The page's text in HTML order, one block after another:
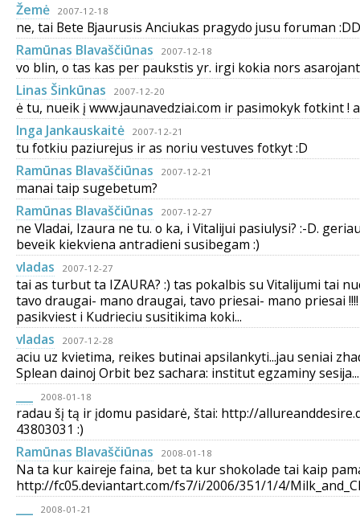
Žemė
2007-12-18
ne, tai Bete Bjaurusis Anciukas pragydo jusu foruman :DD
Ramūnas Blavaščiūnas
2007-12-18
vo blin, o tas kas per paukstis yr. irgi kokia nors
Linas Šinkūnas
2007-12-20
ė tu, nueik į www.jaunavedziai.com ir pasimokyk fotkint !
Inga Jankauskaitė
2007-12-21
tu fotkiu paziurejus ir as noriu vestuves fotkyt :D
Ramūnas Blavaščiūnas
2007-12-21
manai taip sugebetum?
Ramūnas Blavaščiūnas
2007-12-27
ne Vladai, Izaura ne tu. o ka, i Vitalijui pasiulysi? :-D.
beveik kiekviena antradieni susibegam :)
vladas
2007-12-27
tai as turbut ta IZAURA? :) tas pokalbis su Vitalijumi tai
tavo draugai- mano draugai, tavo priesai- mano priesai
pasikviest i Kudrieciu susitikima koki...
vladas
2007-12-28
aciu uz kvietima, reikes butinai apsilankyti...jau seniai
Splean dainoj Orbit bez sachara: institut egzaminy sesija...
2008-01-18
radau šį tą ir įdomu pasidarė, štai: http://
43803031 :)
Ramūnas Blavaščiūnas
2008-01-18
Na ta kur kaireje faina, bet ta kur shokolade tai kaip
http://fc05.deviantart.com/fs7/i/2006/351/1/4/
2008-01-21